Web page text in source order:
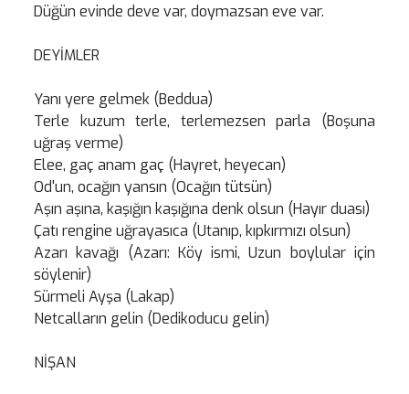
Düğün evinde deve var, doymazsan eve var.
DEYİMLER
Yanı yere gelmek (Beddua)
Terle kuzum terle, terlemezsen parla (Boşuna
uğraş verme)
Elee, gaç anam gaç (Hayret, heyecan)
Od'un, ocağın yansın (Ocağın tütsün)
Aşın aşına, kaşığın kaşığına denk olsun (Hayır duası)
Çatı rengine uğrayasıca (Utanıp, kıpkırmızı olsun)
Azarı kavağı (Azarı: Köy ismi, Uzun boylular için
söylenir)
Sürmeli Ayşa (Lakap)
Netcalların gelin (Dedikoducu gelin)
NİŞAN